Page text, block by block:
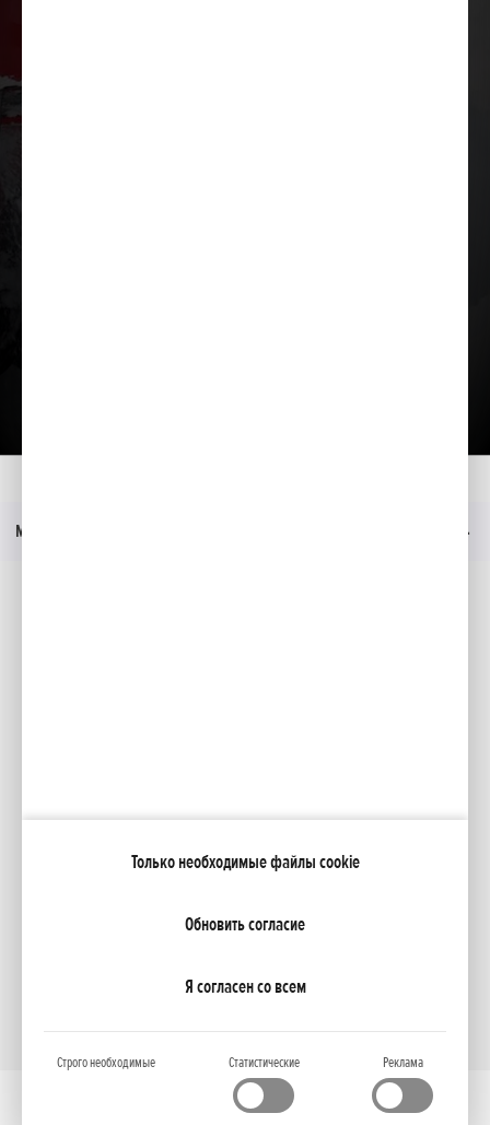
Только необходимые файлы cookie
Обновить согласие
Я согласен со всем
Строго необходимые Статистические Реклама
Меню